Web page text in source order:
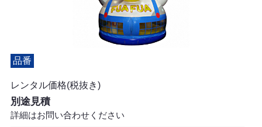
品番
レンタル価格(税抜き)
別途見積
詳細はお問い合わせください